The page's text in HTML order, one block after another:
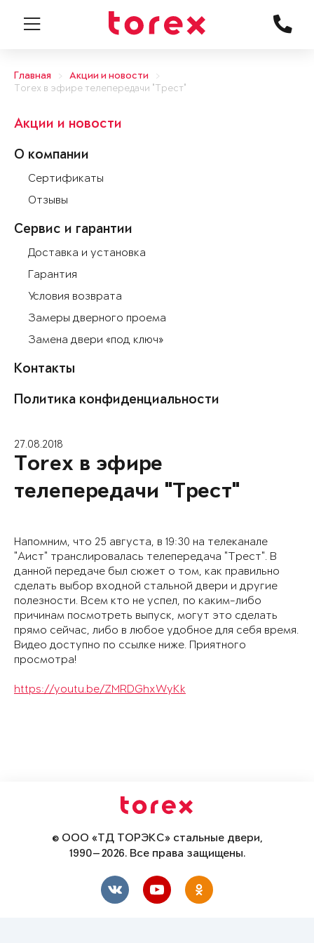
Главная
Акции и новости
Torex в эфире телепередачи "Трест"
Акции и новости
О компании
Сертификаты
Отзывы
Сервис и гарантии
Доставка и установка
Гарантия
Условия возврата
Замеры дверного проема
Замена двери «под ключ»
Контакты
Политика конфиденциальности
27.08.2018
Torex в эфире
телепередачи "Трест"
Напомним, что 25 августа, в 19:30 на телеканале
"Аист" транслировалась телепередача "Трест". В
данной передаче был сюжет о том, как правильно
сделать выбор входной стальной двери и другие
полезности. Всем кто не успел, по каким-либо
причинам посмотреть выпуск, могут это сделать
прямо сейчас, либо в любое удобное для себя время.
Видео доступно по ссылке ниже. Приятного
просмотра!
https://youtu.be/ZMRDGhxWyKk
© ООО «ТД ТОРЭКС» стальные двери,
1990—2026. Все права защищены.